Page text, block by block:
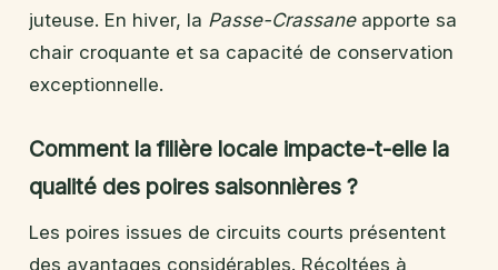
juteuse. En hiver, la Passe-Crassaneapporte sa
chair croquante et sa capacité de conservation
exceptionnelle.
Comment la filière locale impacte-t-elle la
qualité des poires saisonnières ?
Les poires issues de circuits courts présentent
des avantages considérables. Récoltées à